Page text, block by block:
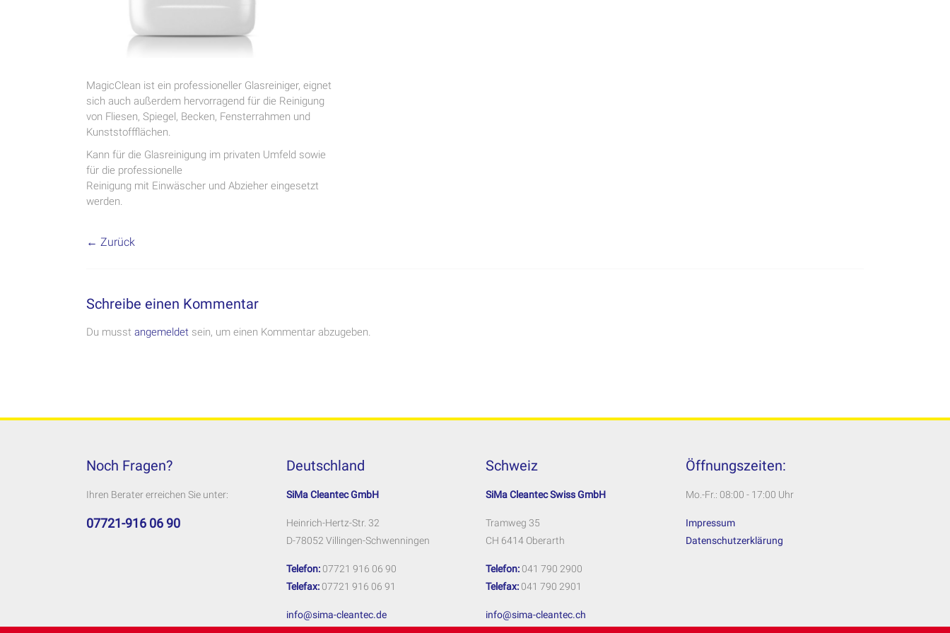
MagicClean ist ein professioneller Glasreiniger, eignet
sich auch außerdem hervorragend für die Reinigung
von Fliesen, Spiegel, Becken, Fensterrahmen und
Kunststoffflächen.
Kann für die Glasreinigung im privaten Umfeld sowie
für die professionelle
Reinigung mit Einwäscher und Abzieher eingesetzt
werden.
← Zurück
Schreibe einen Kommentar
Du musst angemeldet sein, um einen Kommentar abzugeben.
Noch Fragen?
Ihren Berater erreichen Sie unter:
07721-916 06 90
Deutschland
SiMa Cleantec GmbH
Heinrich-Hertz-Str. 32
D-78052 Villingen-Schwenningen
Telefon:07721 916 06 90
Telefax:07721 916 06 91
info@sima-cleantec.de
Schweiz
SiMa Cleantec Swiss GmbH
Tramweg 35
CH 6414 Oberarth
Telefon: 041 790 2900
Telefax: 041 790 2901
info@sima-cleantec.ch
Öffnungszeiten:
Mo.-Fr.: 08:00 - 17:00 Uhr
Impressum
Datenschutzerklärung